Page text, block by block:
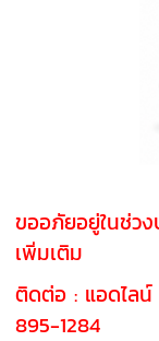
ขออภัยอยู่ในช่ว
เพิ่มเติม
ติดต่อ : แอดไล
895-1284